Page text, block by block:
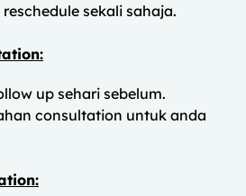
sekali sahaja.
up sehari sebelum.
consultation untuk anda